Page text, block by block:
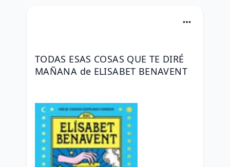
TODAS ESAS COSAS QUE TE DIRÉ
MAÑANA de ELISABET BENAVENT